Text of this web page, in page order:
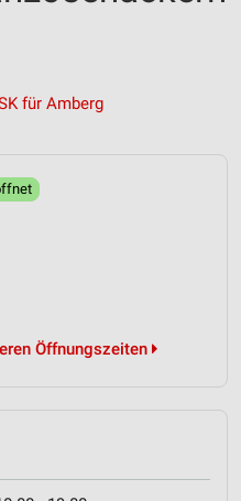
für Amberg
Öffnungszeiten